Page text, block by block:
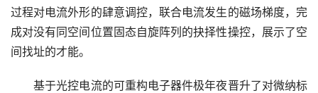
过程对电流外形的肆意调控，联合电流发生的磁场梯度，完
成对没有同空间位置固态自旋阵列的抉择性操控，展示了空
间找址的才能。
基于光控电流的可重构电子器件极年夜晋升了对微纳标